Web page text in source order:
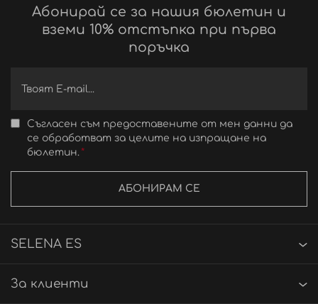
Абонирай се за нашия бюлетин и
вземи 10% отстъпка при първа
поръчка
Съгласен съм предоставените от мен данни да
се обработват за целите на изпращане на
бюлетин.
АБОНИРАМ СЕ
SELENA ES
За клиенти